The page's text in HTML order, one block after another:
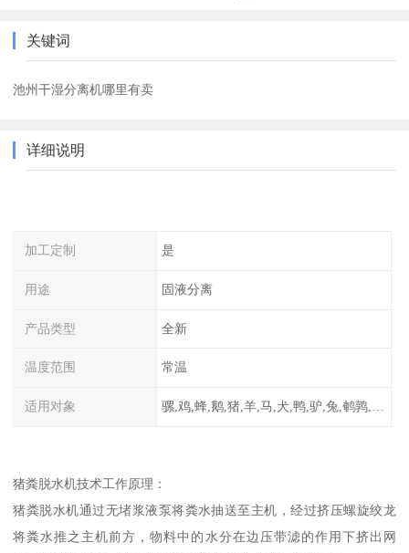
关键词
池州干湿分离机哪里有卖
详细说明
加工定制 是
用途 固液分离
产品类型 全新
温度范围 常温
适用对象 骡,鸡,蜂,鹅,猪,羊,马,犬,鸭,驴,兔,鹌鹑,牛,鸽
猪粪脱水机技术工作原理：
猪粪脱水机通过无堵浆液泵将粪水抽送至主机，经过挤压螺旋绞龙
将粪水推之主机前方，物料中的水分在边压带滤的作用下挤出网